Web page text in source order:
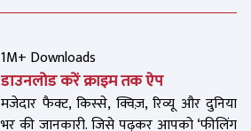
1M+ Downloads
डाउनलोड करें क्राइम तक ऐप
मजेदार फैक्ट, किस्से, क्विज़, रिव्यू और दुनिया
भर की जानकारी. जिसे पढ़कर आपको ‘फीलिंग